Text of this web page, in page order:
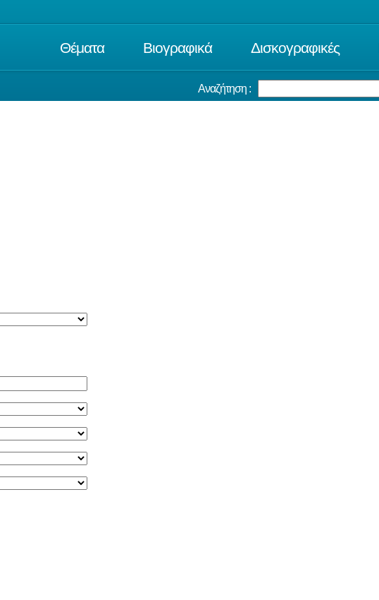
Θέματα Βιογραφικά Δισκογραφικές
Αναζήτηση :